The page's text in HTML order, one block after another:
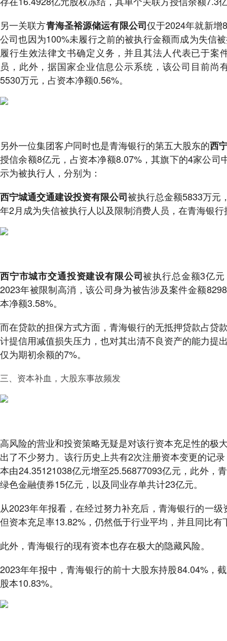
另一关联方青海圣裕源储运有限公司仅于2024年就新增
公司也因为100%未履行之前的被执行金额而成为失信
履行生效法律文书确定义务，并且其法人代表已于案
员，此外，据国家企业信息公示系统，该公司目前
5530万元，占资本净额0.56%。
另外一位集团客户同时也是青海银行的第五大股东的西
授信余额8亿元，占资本净额8.07%，其旗下的4家公
示为被执行人，分别为：
西宁城通交通建设投资有限公司被执行总金额5833万元
年2月成为失信被执行人以及限制消费人员，在青海银
西宁市城市交通投资建设有限公司被执行总金额3亿
2023年被限制高消，该公司身为被告涉及案件金额
本净额3.58%。
而在贷款的担保方式方面，青海银行的无抵押贷款占贷
计提信用减值损失压力，也对其出清不良资产的能力提
仅为期初余额的7%。
三、资本补血，大股东事故频发
高风险的营业和投资策略无疑是对该行资本充足性的极
出了不少努力。该行历史上共有2次注册资本变更的记
本由24.35121038亿元增至25.56877093亿元，此外，
绿色金融债券15亿元，以及同业存单共计23亿元。
从2023年年报看，在经过努力补充后，青海银行的一
但资本充足率13.82%，仍然低于行业平均，并且同比有
此外，青海银行的现有资本也存在极大的隐藏风险。
2023年年报中，青海银行的前十大股东持股84.04%，
股本10.83%。